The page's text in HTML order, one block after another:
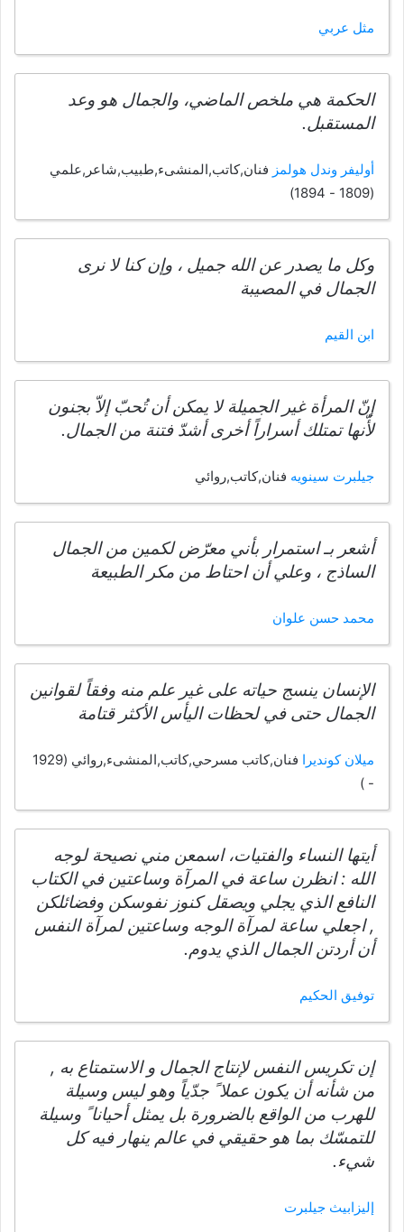
مثل عربي
الحكمة هي ملخص الماضي، والجمال هو وعد
المستقبل.
أوليفر وندل هولمز فنان,كاتب,المنشىء,طبيب,شاعر,علمي
(1809 - 1894)
وكل ما يصدر عن الله جميل ، وإن كنا لا نرى
الجمال في المصيبة
ابن القيم
إنّ المرأة غير الجميلة لا يمكن أن تُحبّ إلاّ بجنون
لأّنها تمتلك أسراراً أخرى أشدّ فتنة من الجمال.
جيلبرت سينويه فنان,كاتب,روائي
أشعر بـ استمرار بأني معرّض لكمين من الجمال
الساذج ، وعلي أن احتاط من مكر الطبيعة
محمد حسن علوان
الإنسان ينسج حياته على غير علم منه وفقاً لقوانين
الجمال حتى في لحظات اليأس الأكثر قتامة
ميلان كونديرا
فنان,كاتب مسرحي,كاتب,المنشىء,روائي (1929
- )
أيتها النساء والفتيات، اسمعن مني نصيحة لوجه
الله : انظرن ساعة في المرآة وساعتين في الكتاب
النافع الذي يجلي ويصقل كنوز نفوسكن وفضائلكن
, اجعلي ساعة لمرآة الوجه وساعتين لمرآة النفس
أن أردتن الجمال الذي يدوم.
توفيق الحكيم
إن تكريس النفس لإنتاج الجمال و الاستمتاع به ,
من شأنه أن يكون عملا ً جدّياً وهو ليس وسيلة
للهرب من الواقع بالضرورة بل يمثل أحيانا ً وسيلة
للتمسّك بما هو حقيقي في عالم ينهار فيه كل
شيء.
إليزابيث جيلبرت